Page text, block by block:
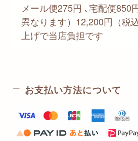
メール便275円 ､宅配便850
異なります）12,200円（税
上げで当店負担です
お支払い方法について